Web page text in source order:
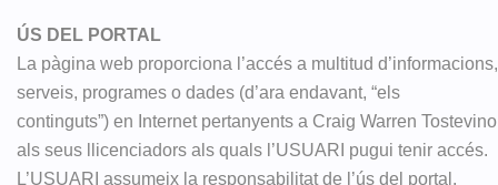
ÚS DEL PORTAL
La pàgina web proporciona l’accés a multitud d’informacions,
serveis, programes o dades (d’ara endavant, “els
continguts”) en Internet pertanyents a Craig Warren Tostevino
als seus llicenciadors als quals l’USUARI pugui tenir accés.
L’USUARI assumeix la responsabilitat de l’ús del portal.